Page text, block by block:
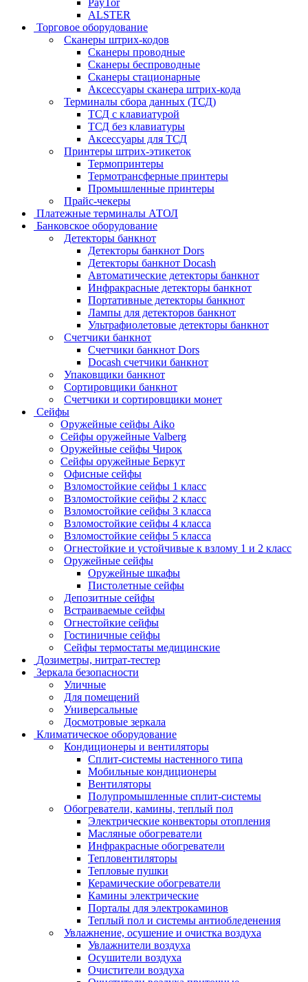
PayTor
ALSTER
Торговое оборудование
Сканеры штрих-кодов
Сканеры проводные
Сканеры беспроводные
Сканеры стационарные
Аксессуары сканера штрих-кода
Терминалы сбора данных (ТСД)
ТСД с клавиатурой
ТСД без клавиатуры
Аксессуары для ТСД
Принтеры штрих-этикеток
Термопринтеры
Термотрансферные принтеры
Промышленные принтеры
Прайс-чекеры
Платежные терминалы АТОЛ
Банковское оборудование
Детекторы банкнот
Детекторы банкнот Dors
Детекторы банкнот Docash
Автоматические детекторы банкнот
Инфракрасные детекторы банкнот
Портативные детекторы банкнот
Лампы для детекторов банкнот
Ультрафиолетовые детекторы банкнот
Счетчики банкнот
Счетчики банкнот Dors
Docash счетчики банкнот
Упаковщики банкнот
Сортировщики банкнот
Счетчики и сортировщики монет
Сейфы
Оружейные сейфы Aiko
Сейфы оружейные Valberg
Оружейные сейфы Чирок
Сейфы оружейные Беркут
Офисные сейфы
Взломостойкие сейфы 1 класс
Взломостойкие сейфы 2 класс
Взломостойкие сейфы 3 класса
Взломостойкие сейфы 4 класса
Взломостойкие сейфы 5 класса
Огнестойкие и устойчивые к взлому 1 и 2 класс
Оружейные сейфы
Оружейные шкафы
Пистолетные сейфы
Депозитные сейфы
Встраиваемые сейфы
Огнестойкие сейфы
Гостиничные сейфы
Сейфы термостаты медицинские
Дозиметры, нитрат-тестер
Зеркала безопасности
Уличные
Для помещений
Универсальные
Досмотровые зеркала
Климатическое оборудование
Кондиционеры и вентиляторы
Сплит-системы настенного типа
Мобильные кондиционеры
Вентиляторы
Полупромышленные сплит-системы
Обогреватели, камины, теплый пол
Электрические конвекторы отопления
Масляные обогреватели
Инфракрасные обогреватели
Тепловентиляторы
Тепловые пушки
Керамические обогреватели
Камины электрические
Порталы для электрокаминов
Теплый пол и системы антиобледенения
Увлажнение, осушение и очистка воздуха
Увлажнители воздуха
Осушители воздуха
Очистители воздуха